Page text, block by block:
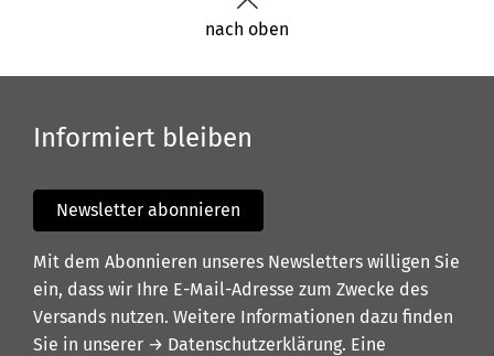
nach oben
Informiert bleiben
Newsletter abonnieren
Mit dem Abonnieren unseres Newsletters willigen Sie
ein, dass wir Ihre E-Mail-Adresse zum Zwecke des
Versands nutzen. Weitere Informationen dazu finden
Sie in unserer → Datenschutzerklärung. Eine